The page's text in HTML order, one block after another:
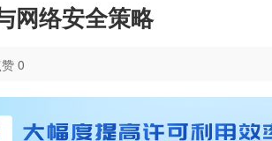
网络安全策略
0